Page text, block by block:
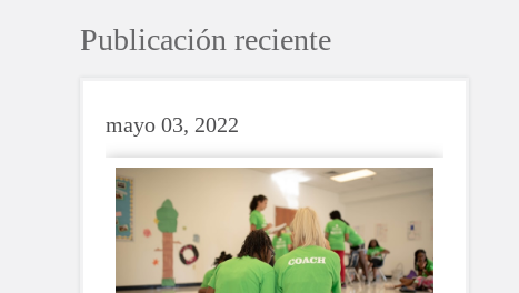
Publicación reciente
mayo 03, 2022